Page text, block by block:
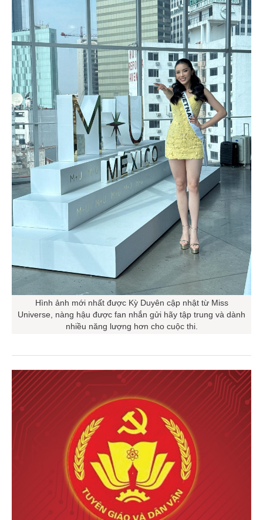
Hình ảnh mới nhất được Kỳ Duyên cập nhật từ Miss
Universe, nàng hậu được fan nhắn gửi hãy tập trung và dành
nhiều năng lượng hơn cho cuộc thi.